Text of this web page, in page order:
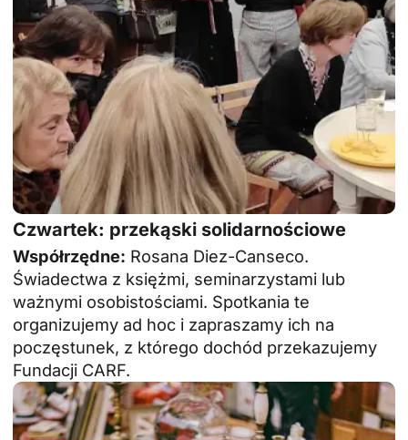
Czwartek: przekąski solidarnościowe
Współrzędne: Rosana Diez-Canseco.
Świadectwa z księżmi, seminarzystami lub
ważnymi osobistościami. Spotkania te
organizujemy ad hoc i zapraszamy ich na
poczęstunek, z którego dochód przekazujemy
Fundacji CARF.